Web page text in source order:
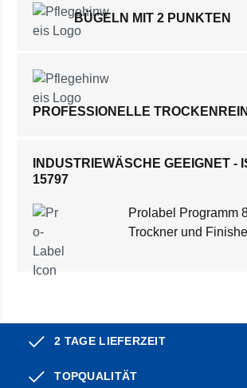
BÜGELN MIT 2 PUNKTEN
PROFESSIONELLE
INDUSTRIEWÄSCHE GEEIGNET -
15797
Prolabel Programm
Trockner und
2 TAGE LIEFERZEIT
TOPQUALITÄT